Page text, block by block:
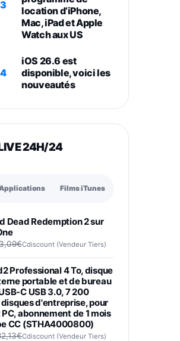
location d’iPhone,
Mac, iPad et Apple
Watch aux US
iOS 26.6 est
disponible, voici les
nouveautés
24H/24
Films iTunes
Dead Redemption 2 sur
Cdiscount (Vendeur Tiers)
Professional 4 To, disque
portable et de bureau
C USB 3.0, 7 200
d'entreprise, pour
abonnement de 1 mois
CC (STHA4000800)
Cdiscount (Vendeur Tiers)